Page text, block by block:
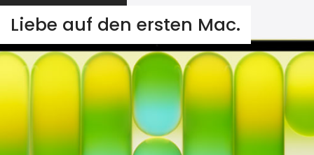
Liebe auf den ersten Mac.